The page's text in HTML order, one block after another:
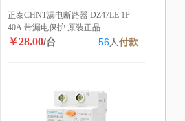
正泰CHNT漏电断路器 DZ47LE 1P
40A 带漏电保护 原装正品
￥28.00/台 56人付款